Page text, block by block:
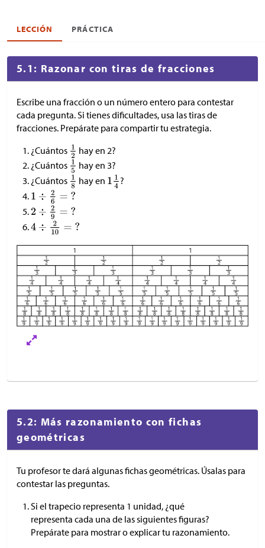
LECCIÓN PRÁCTICA
5.1: Razonar con tiras de fracciones
Escribe una fracción o un número entero para contestar
cada pregunta. Si tienes dificultades, usa las tiras de
fracciones. Prepárate para compartir tu estrategia.
¿Cuántos
hay en 2?
¿Cuántos
hay en 3?
¿Cuántos
hay en ?
5.2: Más razonamiento con fichas
geométricas
Tu profesor te dará algunas fichas geométricas. Úsalas para
contestar las preguntas.
Si el trapecio representa 1 unidad, ¿qué
representa cada una de las siguientes figuras?
Prepárate para mostrar o explicar tu razonamiento.